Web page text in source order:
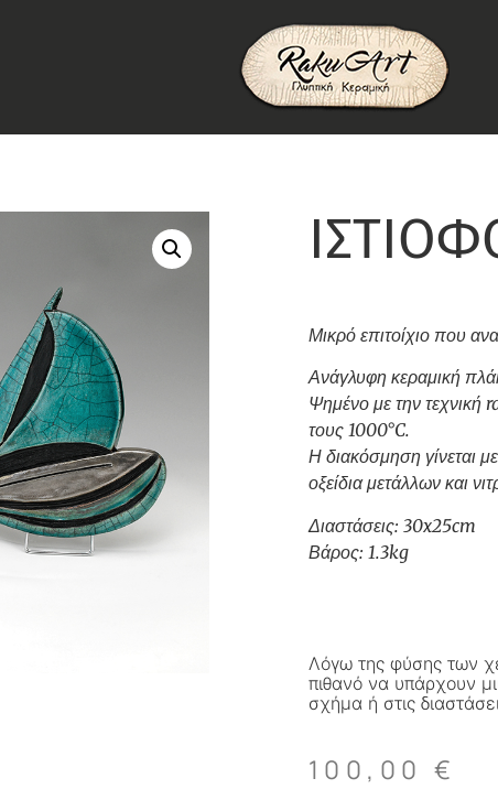
Μικρό επιτοίχιο που
Ανάγλυφη κεραμική
Ψημένο με την τεχνική
τους 1000°C.
Η διακόσμηση γίνεται
οξείδια μετάλλων και
Διαστάσεις: 30x25cm
Βάρος: 1.3kg
Λόγω της φύσης των
πιθανό να υπάρχουν
σχήμα ή στις
100,00 €